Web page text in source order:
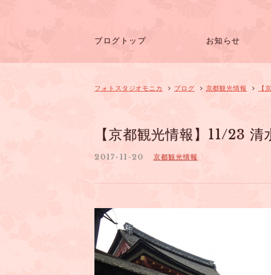
ブログトップ お知らせ
フォトスタジオモニカ ブログ 京都観光情報 【
【京都観光情報】11/23
2017-11-20 京都観光情報